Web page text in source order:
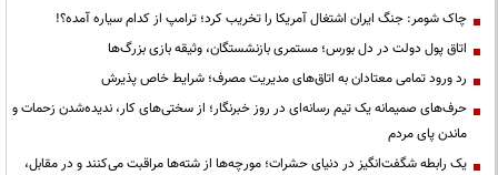
چاک شومر: جنگ ایران اشتغال آمریکا را تخریب کرد؛ ترامپ از کدام سیاره آمده؟!
اتاق پول دولت در دل بورس؛ مستمری بازنشستگان، وثیقه بازی بزرگ‌ها
رد ورود تمامی معتادان به اتاق‌های مدیریت مصرف؛ شرایط خاص پذیرش
حرف‌های صمیمانه یک تیم رسانه‌ای در روز خبرنگار؛ از سختی‌های کار، ندیده‌شدن زحمات و
ماندن پای مردم
یک رابطه شگفت‌انگیز در دنیای حشرات؛ مورچه‌ها از شته‌ها مراقبت می‌کنند و در مقابل،